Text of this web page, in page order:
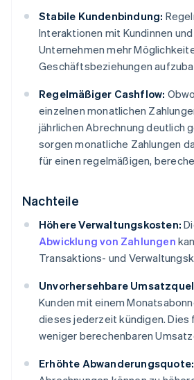
Stabile Kundenbindung:
Interaktionen mit Kundinnen
Unternehmen mehr
Geschäftsbeziehungen
Regelmäßiger Cashflow:
einzelnen monatlichen
jährlichen Abrechnung deutlich
sorgen monatliche Zahlungen
für einen regelmäßigen,
Nachteile
Höhere Verwaltungskosten:
Abwicklung von Zahlungen
Transaktions- und
Unvorhersehbare
Kunden mit einem
dieses jederzeit kündigen. Dies
weniger berechenbaren
Erhöhte Abwanderungsquote: